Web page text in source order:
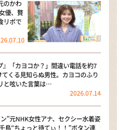
のかわ
優、贅
リポで
』「カヨコか？」間違い電話を約7
くる見知らぬ男性。カヨコのふり
と呟いた言葉は…
2026.07.14
”元NHK女性アナ、セクシー水着姿
鳥“ちょっと待てぃ！！”ボタン連